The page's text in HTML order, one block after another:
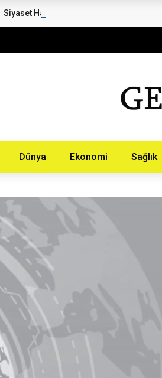
Siyaset Haberleri – Haberinburada.com.tr
Dünya Ekonomi Sağlık